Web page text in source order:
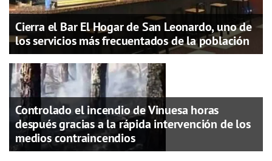
Cierra el Bar El Hogar de San Leonardo, uno de
los servicios más frecuentados de la población
Controlado el incendio de Vinuesa horas
después gracias a la rápida intervención de los
medios contraincendios